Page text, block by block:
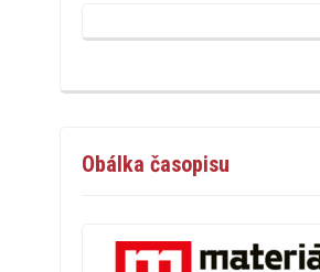
Obálka časopisu